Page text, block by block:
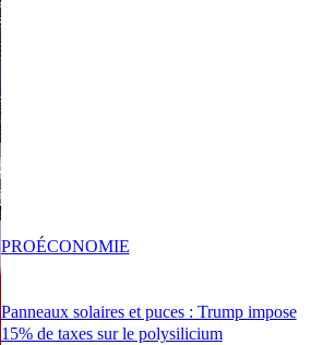
Panneaux solaires et puces : Trump impose
15% de taxes sur le polysilicium
PROÉCONOMIE